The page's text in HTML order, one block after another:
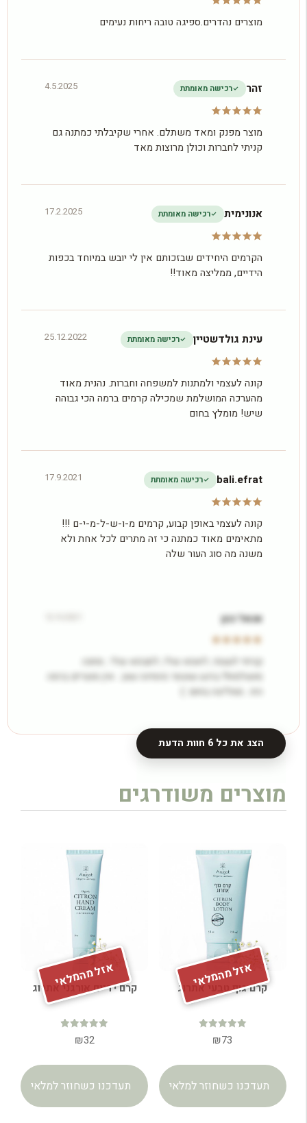
מוצרים נהדרים.ספיגה טובה ריחות נעימים
זהר רכישה מאומתת 4.5.2025
מוצר מפנק ומאד משתלם. אחרי שקיבלתי כמתנה גם
קניתי לחברות וכולן מרוצות מאד
אנונימית רכישה מאומתת 17.2.2025
הקרמים היחידים שבזכותם אין לי יובש במיוחד בכפות
הידיים, ממליצה מאוד!!
עינת גולדשטיין רכישה מאומתת 25.12.2022
קונה לעצמי ולמתנות למשפחה וחברות. נהנית מאוד
מהערכה המושלמת שמכילה קרמים ברמה הכי גבוהה
שיש! מומלץ בחום
bali.efrat רכישה מאומתת 17.9.2021
קונה לעצמי באופן קבוע, קרמים מ-ו-ש-ל-מ-י-ם !!!
מתאימים מאוד כמתנה כי זה מתרים לכל אחת ולא
משנה מה סוג העור שלה
אנאל כהן
קניתי לעצמי, לאמא שלי, לסבתא שלי.. מתנה
מושלמת!! ברגע שנגמר מזמינה שוב.. אין מוצרים ברמה
הזו.. ממליצה בחום :)
הצג את כל 6 חוות הדעת
מוצרים משודרגים
אזל מהמלאי
קרם גוף טבעי אתרוג
דורג
4.94
₪73
תעדכנו כשחוזר למלאי
אזל מהמלאי
קרם ידיים אורגני אתרוג
דורג
4.96
₪32
תעדכנו כשחוזר למלאי